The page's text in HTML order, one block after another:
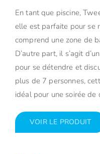
En tant que piscine,
elle est parfaite pour se
comprend une zone de
D’autre part, il s’agit
pour se détendre et
plus de 7 personnes,
idéal pour une soirée
VOIR LE PRODUIT